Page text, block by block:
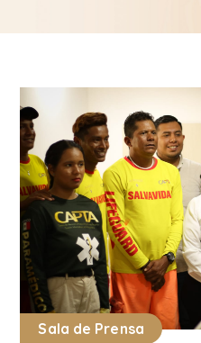
Sala de Prensa